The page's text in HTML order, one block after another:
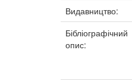
Видавництво:
Бібліографічний
опис: